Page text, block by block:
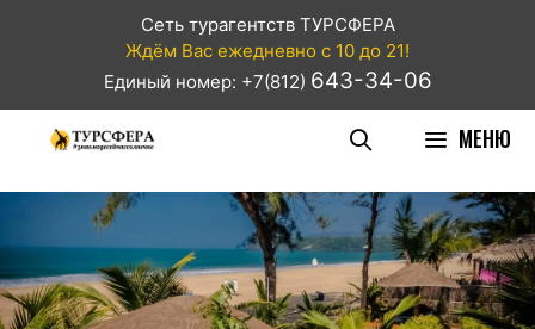
Сеть турагентств ТУРСФЕРА
Ждём Вас ежедневно с 10 до 21!
Единый номер: +7(812) 643-34-06
МЕНЮ